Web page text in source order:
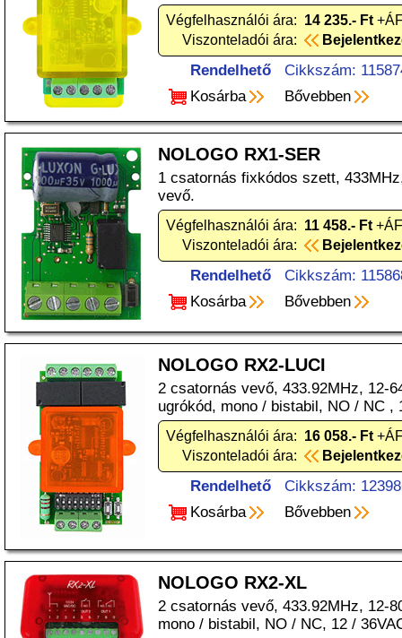
Végfelhasználói ára: 14 235.- Ft
Viszonteladói ára:
Rendelhető
Cikkszám:
Kosárba
Bővebben
NOLOGO RX1-SER
1 csatornás fixkódos szett,
vevő.
Végfelhasználói ára: 11 458.- Ft
Viszonteladói ára:
Rendelhető
Cikkszám:
Kosárba
Bővebben
NOLOGO RX2-LUCI
2 csatornás vevő, 433.92MHz, 12-
ugrókód, mono / bistabil, NO / NC ,
Végfelhasználói ára: 16 058.- Ft
Viszonteladói ára:
Rendelhető
Cikkszám:
Kosárba
Bővebben
NOLOGO RX2-XL
2 csatornás vevő, 433.92MHz, 12-
mono / bistabil, NO / NC, 12 /